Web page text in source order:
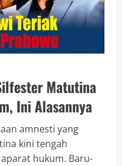
Matutina
Ini Alasannya
amnesti yang
kini tengah
hukum. Baru-